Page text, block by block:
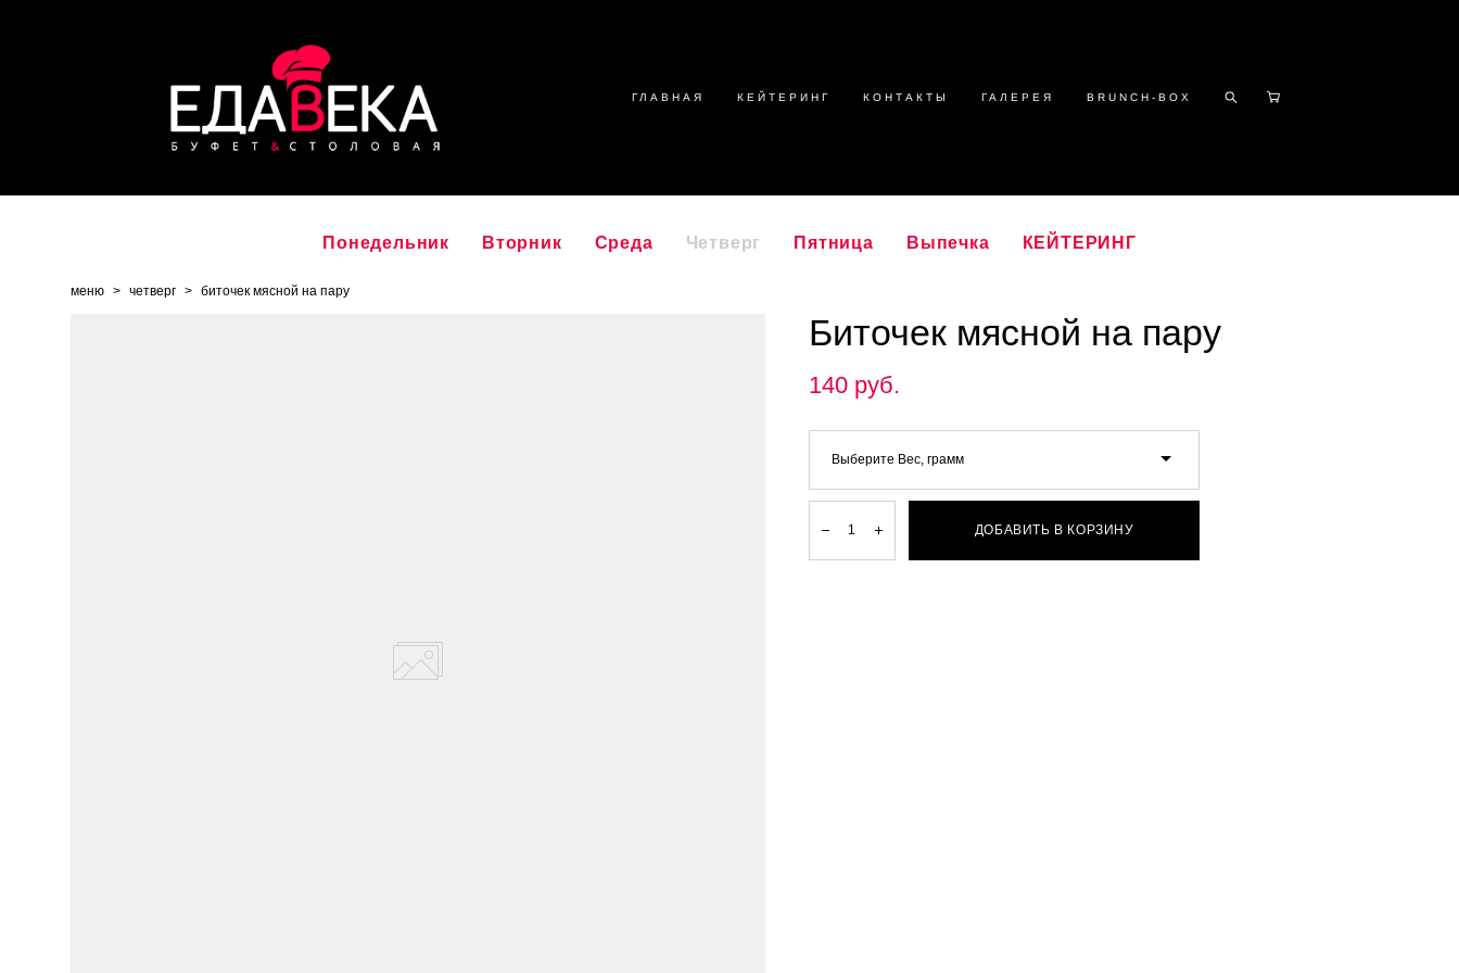
ГЛАВНАЯ КЕЙТЕРИНГ КОНТАКТЫ ГАЛЕРЕЯ BRUNCH-BOX
Понедельник Вторник Среда Четверг Пятница Выпечка КЕЙТЕРИНГ
меню > четверг > биточек мясной на пару
Биточек мясной на пару
140 pуб.
Выберите Вес, грамм
ДОБАВИТЬ В КОРЗИНУ